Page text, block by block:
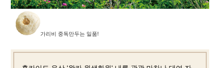
가리비 중독만두는 일품!